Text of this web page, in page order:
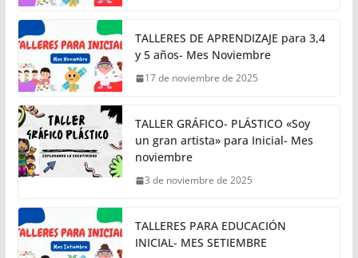
TALLERES DE APRENDIZAJE para 3,4
y 5 años- Mes Noviembre
17 de noviembre de 2025
TALLER GRÁFICO- PLÁSTICO «Soy
un gran artista» para Inicial- Mes
noviembre
3 de noviembre de 2025
TALLERES PARA EDUCACIÓN
INICIAL- MES SETIEMBRE